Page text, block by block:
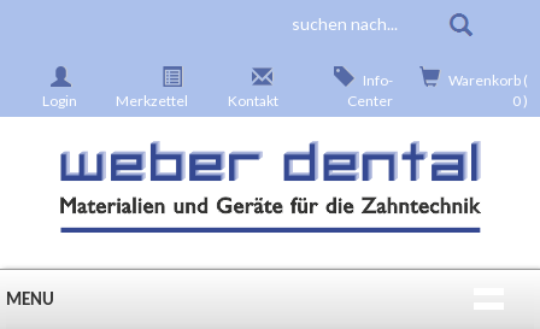
Login Merkzettel Kontakt
Info-
Center
Warenkorb (
0 )
MENU